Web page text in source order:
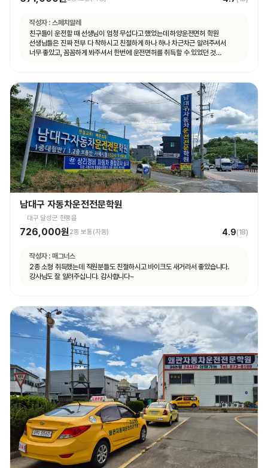
작성자 : 스페치알레
친구들이 운전할 때 선생님이 엄청 무섭다고 했었는데 하양운전면허 학원
선생님들은 진짜 전부 다 착하시고 친절하게 하나 하나 차근차근 알려주셔서
너무 좋았고, 꼼꼼하게 봐주셔서 한번에 운전면허를 취득할 수 있었던 것
남대구 자동차운전전문학원
대구 달성군 현풍읍
726,000원 2종 보통(자동) 4.9(18)
작성자 : 매그너스
2종 소형 취득했는데 직원분들도 친절하시고 바이크도 새거라서 좋았습니다.
강사님도 잘 알려주십니다. 감사합니다~